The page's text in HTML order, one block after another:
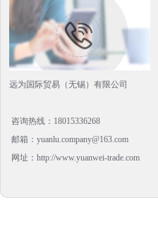
远为国际贸易（无锡）有限公司
咨询热线：18015336268
邮箱：yuanlu.company@163.com
网址：http://www.yuanwei-trade.com